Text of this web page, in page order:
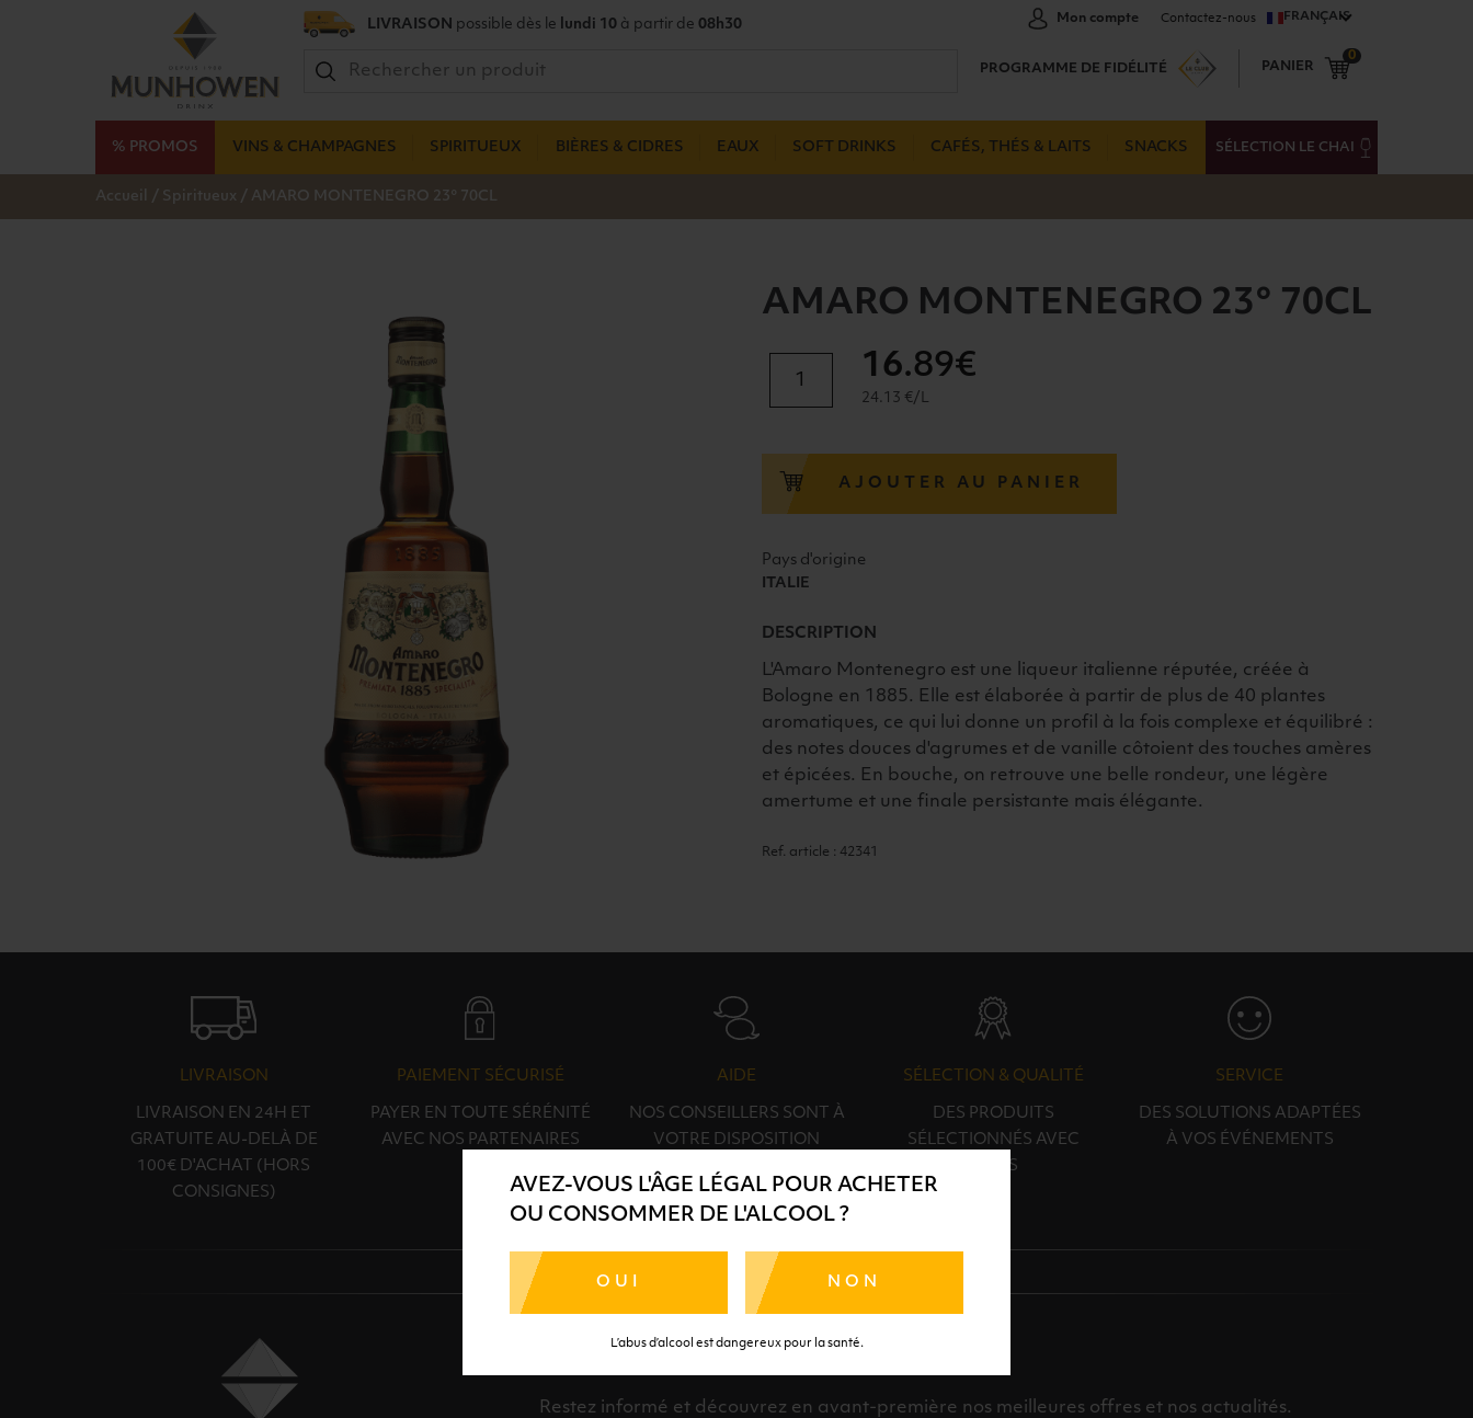
AVEZ-VOUS L'ÂGE LÉGAL POUR ACHETER
OU CONSOMMER DE L'ALCOOL ?
OUI NON
L’abus d’alcool est dangereux pour la santé.
LIVRAISON possible dès le lundi 10 à partir de 08h30 Mon compte Contactez-nous FRANÇAIS
PROGRAMME DE FIDÉLITÉ PANIER
0
% PROMOS VINS & CHAMPAGNES SPIRITUEUX BIÈRES & CIDRES EAUX SOFT DRINKS CAFÉS, THÉS & LAITS SNACKS SÉLECTION LE CHAI
Accueil / Spiritueux / AMARO MONTENEGRO 23° 70CL
AMARO MONTENEGRO 23° 70CL
23°
70CL
16.89€
24.13 €/L
AJOUTER AU PANIER
Pays d'origine
ITALIE
DESCRIPTION
L'Amaro Montenegro est une liqueur italienne réputée, créée à
Bologne en 1885. Elle est élaborée à partir de plus de 40 plantes
aromatiques, ce qui lui donne un profil à la fois complexe et équilibré :
des notes douces d'agrumes et de vanille côtoient des touches amères
et épicées. En bouche, on retrouve une belle rondeur, une légère
amertume et une finale persistante mais élégante.
Ref. article : 42341
LIVRAISON
LIVRAISON EN 24H ET
GRATUITE AU-DELÀ DE
100€ D'ACHAT (HORS
CONSIGNES)
PAIEMENT SÉCURISÉ
PAYER EN TOUTE SÉRÉNITÉ
AVEC NOS PARTENAIRES
AIDE
NOS CONSEILLERS SONT À
VOTRE DISPOSITION
SÉLECTION & QUALITÉ
DES PRODUITS
SÉLECTIONNÉS AVEC
SOINS
SERVICE
DES SOLUTIONS ADAPTÉES
À VOS ÉVÉNEMENTS
INSCRIPTION À LA NEWSLETTER
Restez informé et découvrez en avant-première nos meilleures offres et nos actualités.